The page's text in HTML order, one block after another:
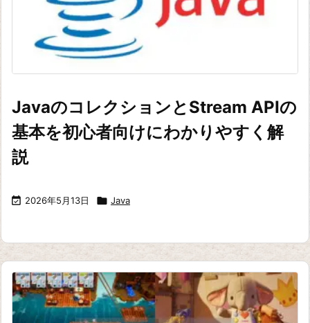
JavaのコレクションとStream APIの
基本を初心者向けにわかりやすく解
説
 2026年5月13日  Java